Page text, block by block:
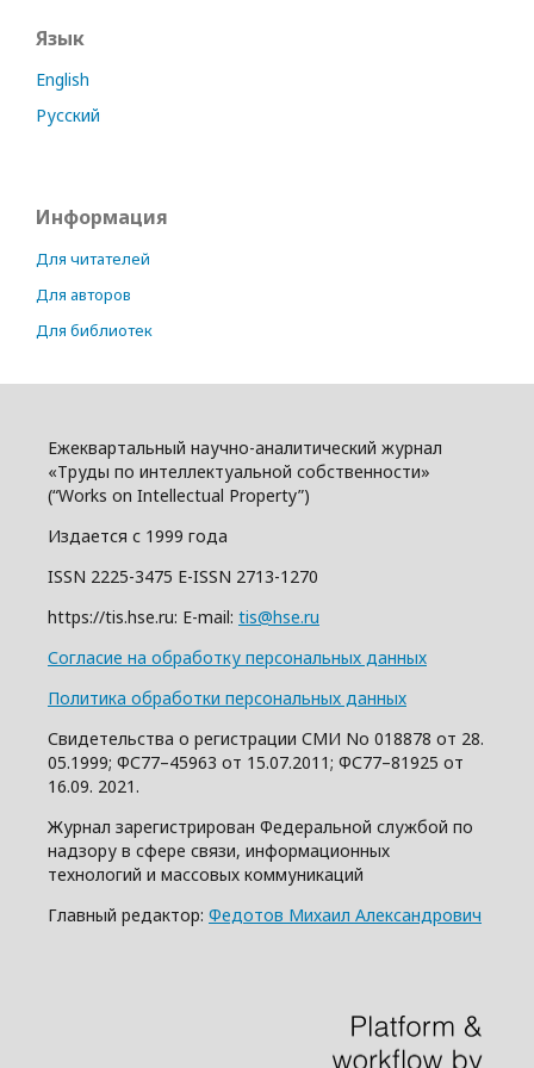
Язык
English
Русский
Информация
Для читателей
Для авторов
Для библиотек
Ежеквартальный научно-аналитический журнал
«Труды по интеллектуальной собственности»
(“Works on Intellectual Property”)
Издается с 1999 года
ISSN 2225-3475 E-ISSN 2713-1270
https://tis.hse.ru: E-mail: tis@hse.ru
Согласие на обработку персональных данных
Политика обработки персональных данных
Свидетельства о регистрации СМИ No 018878 от 28.
05.1999; ФС77–45963 от 15.07.2011; ФС77–81925 от
16.09. 2021.
Журнал зарегистрирован Федеральной службой по
надзору в сфере связи, информационных
технологий и массовых коммуникаций
Главный редактор: Федотов Михаил Александрович